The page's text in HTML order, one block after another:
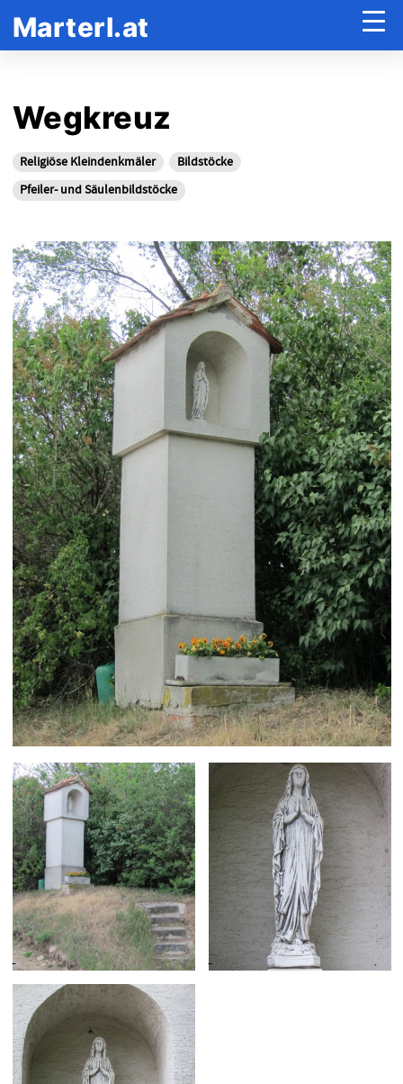
Marterl.at
Wegkreuz
Religiöse Kleindenkmäler
Bildstöcke
Pfeiler- und Säulenbildstöcke